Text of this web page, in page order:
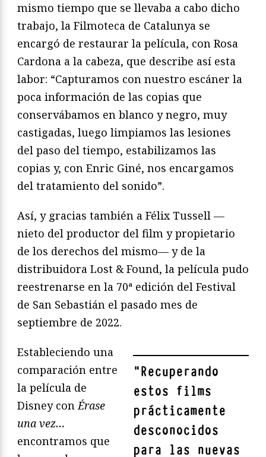
mismo tiempo que se llevaba a cabo dicho
trabajo, la Filmoteca de Catalunya se
encargó de restaurar la película, con Rosa
Cardona a la cabeza, que describe así esta
labor: “Capturamos con nuestro escáner la
poca información de las copias que
conservábamos en blanco y negro, muy
castigadas, luego limpiamos las lesiones
del paso del tiempo, estabilizamos las
copias y, con Enric Giné, nos encargamos
del tratamiento del sonido”.
Así, y gracias también a Félix Tussell —
nieto del productor del film y propietario
de los derechos del mismo— y de la
distribuidora Lost & Found, la película pudo
reestrenarse en la 70ª edición del Festival
de San Sebastián el pasado mes de
septiembre de 2022.
"Recuperando
estos films
prácticamente
desconocidos
para las nuevas
Estableciendo una
comparación entre
la película de
Disney conÉrase
una vez…
encontramos que